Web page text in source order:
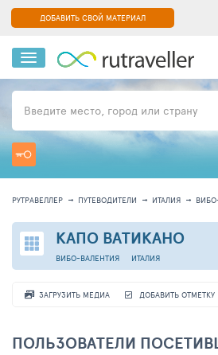
ДОБАВИТЬ СВОЙ МАТЕРИАЛ
Введите место, город или страну
РУТРАВЕЛЛЕР ПУТЕВОДИТЕЛИ ИТАЛИЯ
КАПО ВАТИКАНО
ИТАЛИЯ
ВИБО-ВАЛЕНТИЯ
ЗАГРУЗИТЬ МЕДИА ДОБАВИТЬ ОТМЕТКУ
ПОЛЬЗОВАТЕЛИ